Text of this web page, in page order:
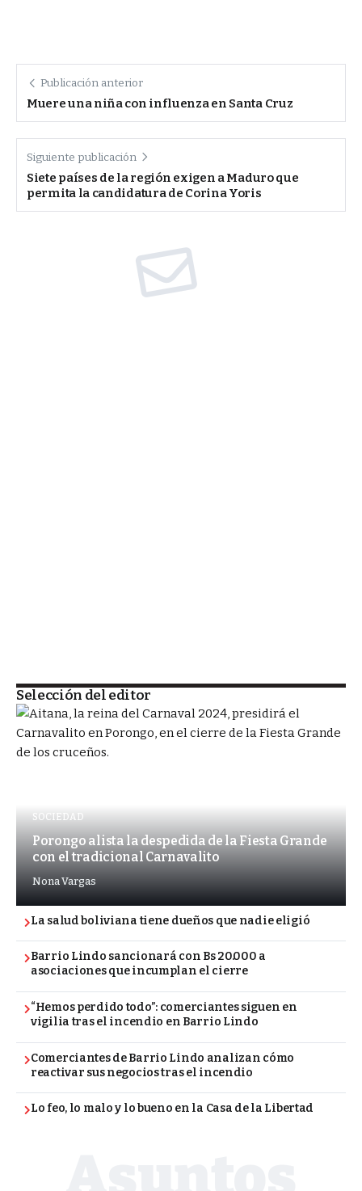
Publicación anterior
Muere una niña con influenza en Santa Cruz
Siguiente publicación
Siete países de la región exigen a Maduro que
permita la candidatura de Corina Yoris
Selección del editor
SOCIEDAD
Porongo alista la despedida de la Fiesta Grande
con el tradicional Carnavalito
Nona Vargas
La salud boliviana tiene dueños que nadie eligió
Barrio Lindo sancionará con Bs 20.000 a
asociaciones que incumplan el cierre
“Hemos perdido todo”: comerciantes siguen en
vigilia tras el incendio en Barrio Lindo
Comerciantes de Barrio Lindo analizan cómo
reactivar sus negocios tras el incendio
Lo feo, lo malo y lo bueno en la Casa de la Libertad